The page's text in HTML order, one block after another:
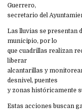
Guerrero,
secretario del
Las lluvias se presentan
municipio, por lo
que cuadrillas realizan
liberar
alcantarillas y
desnivel, puentes
y zonas históricamente
Estas acciones buscan